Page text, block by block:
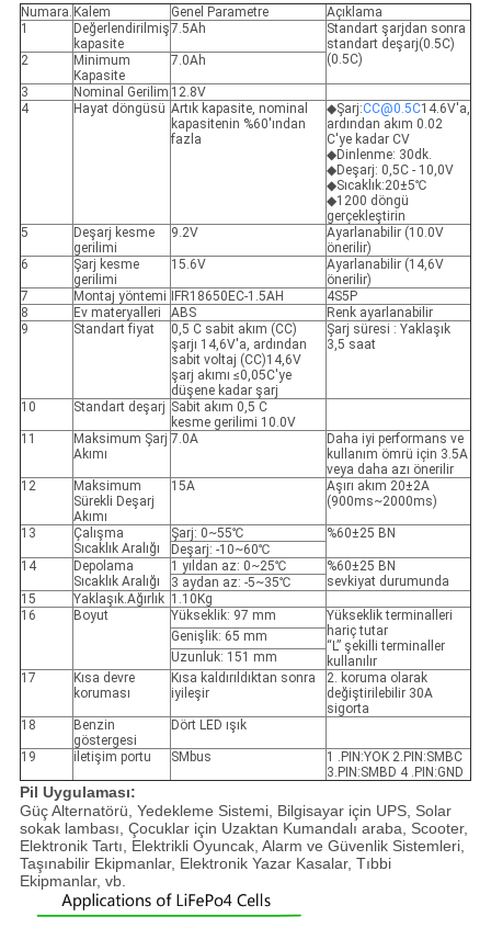
Numara. Kalem Genel Parametre
Açıklama
1
Değerlendirilmiş
kapasite
7.5Ah
Standart şarjdan sonra
standart deşarj(0.5C)
(0.5C)
2
Minimum
Kapasite
7.0Ah
3 Nominal Gerilim 12.8V
4
Hayat döngüsü Artık kapasite, nominal
kapasitenin %60'ından
fazla
◆Şarj:CC@0.5C14.6V'a,
ardından akım 0.02
C'ye kadar CV
◆Dinlenme: 30dk.
◆Deşarj: 0,5C - 10,0V
◆Sıcaklık:20±5℃
◆1200 döngü
gerçekleştirin
5
Deşarj kesme
gerilimi
9.2V
Ayarlanabilir (10.0V
önerilir)
6
Şarj kesme
gerilimi
15.6V
Ayarlanabilir (14,6V
önerilir)
7
Montaj yöntemi IFR18650EC-1.5AH
4S5P
8
Ev materyalleri ABS
Renk ayarlanabilir
9
Standart fiyat
0,5 C sabit akım (CC)
şarjı 14,6V'a, ardından
sabit voltaj (CC)14,6V
şarj akımı ≤0,05C'ye
düşene kadar şarj
Şarj süresi : Yaklaşık
3,5 saat
10 Standart deşarj Sabit akım 0,5 C
kesme gerilimi 10.0V
11
Maksimum Şarj
Akımı
7.0A
Daha iyi performans ve
kullanım ömrü için 3.5A
veya daha azı önerilir
12
Maksimum
Sürekli Deşarj
Akımı
15A
Aşırı akım 20±2A
(900ms~2000ms)
13
Çalışma
Sıcaklık Aralığı
Şarj: 0~55℃
%60±25 BN
Deşarj: -10~60℃
14
Depolama
Sıcaklık Aralığı
1 yıldan az: 0~25℃
%60±25 BN
sevkiyat durumunda
3 aydan az: -5~35℃
15
Yaklaşık.Ağırlık 1.10Kg
16
Boyut Yükseklik: 97 mm
Yükseklik terminalleri
hariç tutar
“L” şekilli terminaller
kullanılır
Genişlik: 65 mm
Uzunluk: 151 mm
17
Kısa devre
koruması
Kısa kaldırıldıktan sonra
iyileşir
2. koruma olarak
değiştirilebilir 30A
sigorta
18
Benzin
göstergesi
Dört LED ışık
19 iletişim portu SMbus
1 .PIN:YOK 2.PIN:SMBC
3.PIN:SMBD 4 .PIN:GND
Pil Uygulaması:
Güç Alternatörü, Yedekleme Sistemi, Bilgisayar için UPS, Solar
sokak lambası, Çocuklar için Uzaktan Kumandalı araba, Scooter,
Elektronik Tartı, Elektrikli Oyuncak, Alarm ve Güvenlik Sistemleri,
Taşınabilir Ekipmanlar, Elektronik Yazar Kasalar, Tıbbi
Ekipmanlar, vb.